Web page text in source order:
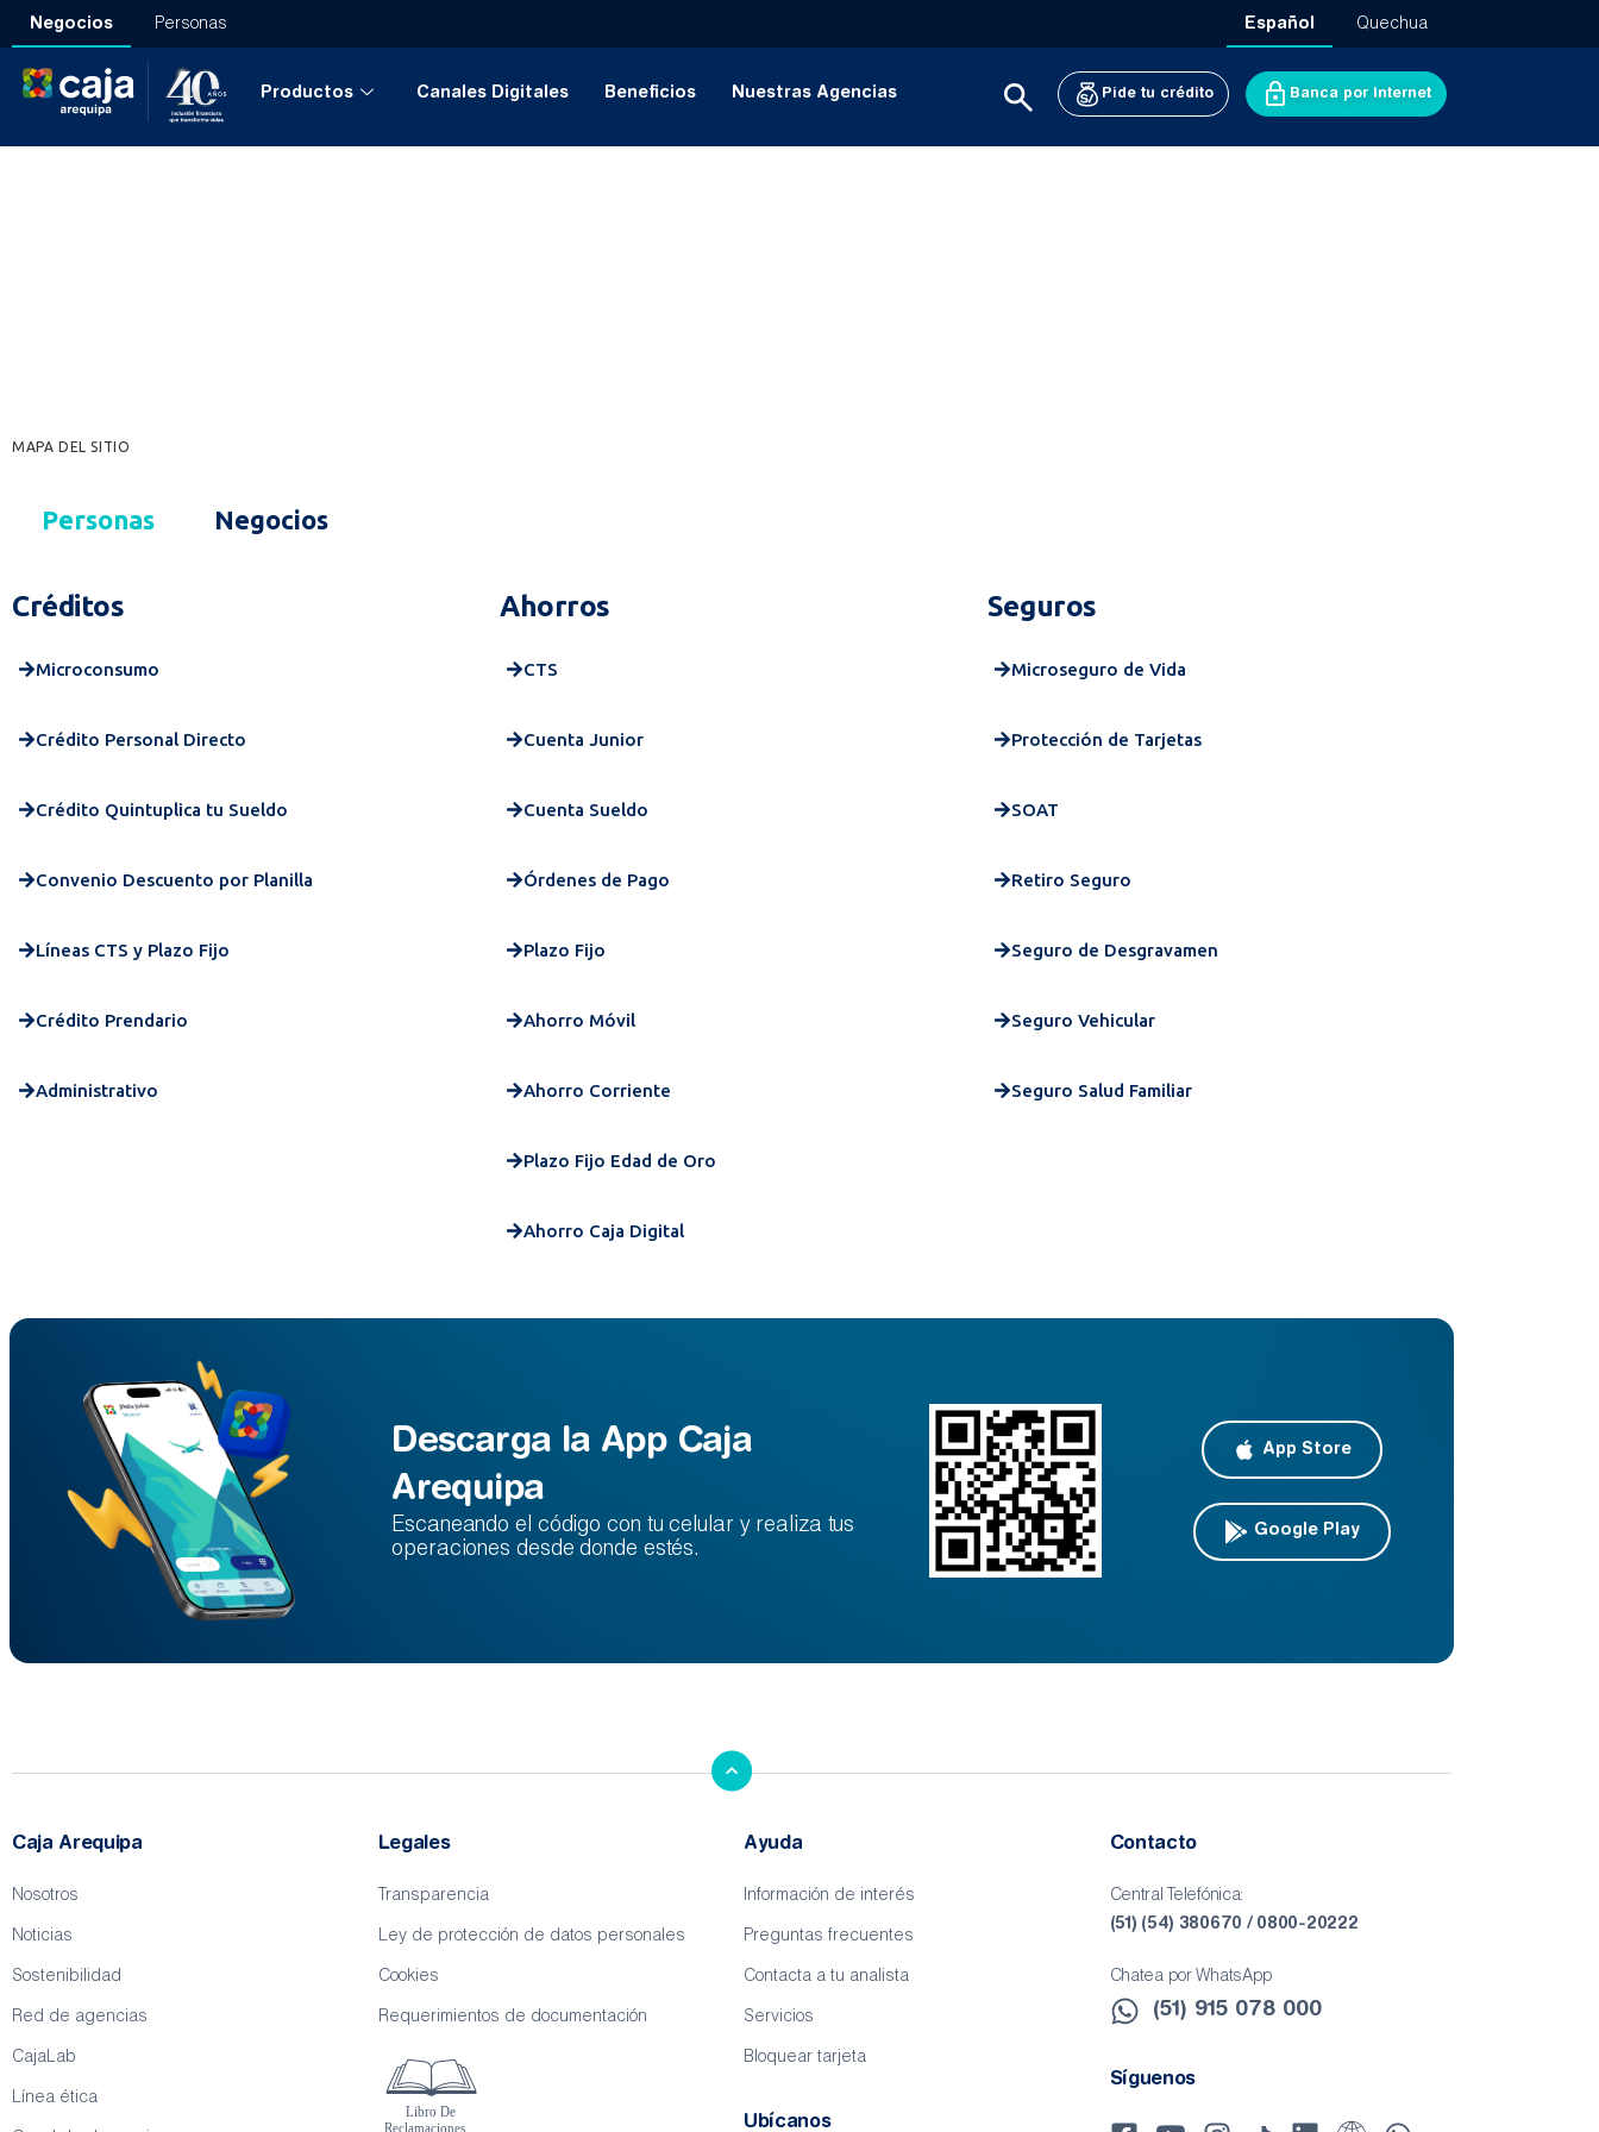
Negocios Personas Español Quechua
Productos Canales Digitales Beneficios Nuestras Agencias Pide tu crédito Banca por Internet
MAPA DEL SITIO
Personas Negocios
Créditos
Microconsumo
Crédito Personal Directo
Crédito Quintuplica tu Sueldo
Convenio Descuento por Planilla
Líneas CTS y Plazo Fijo
Crédito Prendario
Administrativo
Ahorros​
CTS
Cuenta Junior
Cuenta Sueldo
Órdenes de Pago
Plazo Fijo
Ahorro Móvil
Ahorro Corriente
Plazo Fijo Edad de Oro
Ahorro Caja Digital
Seguros
Microseguro de Vida
Protección de Tarjetas
SOAT
Retiro Seguro
Seguro de Desgravamen
Seguro Vehicular
Seguro Salud Familiar
Descarga la App Caja
Arequipa
Escaneando el código con tu celular y realiza tus
operaciones desde donde estés.
App Store
Google Play
Caja Arequipa
Nosotros
Noticias
Sostenibilidad
Red de agencias
CajaLab
Línea ética
Legales
Transparencia
Ley de protección de datos personales
Cookies
Requerimientos de documentación
Ayuda
Información de interés
Preguntas frecuentes
Contacta a tu analista
Servicios
Bloquear tarjeta
Ubícanos
Contacto
Central Telefónica:
(51) (54) 380670 / 0800-20222
Chatea por WhatsApp
(51) 915 078 000​
Síguenos